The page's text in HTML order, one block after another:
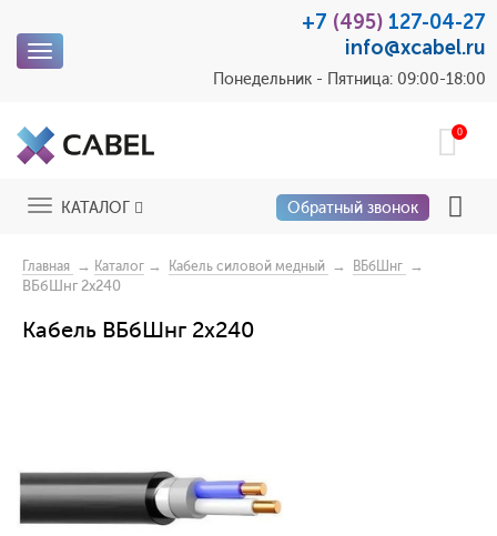
Toggle
+7 (495) 127-04-27
info@xcabel.ru
Понедельник - Пятница: 09:00-18:00
0
ToggleКАТАЛОГ Обратный звонок
Главная → Каталог → Кабель силовой медный → ВБбШнг →
ВБбШнг 2x240
Кабель ВБбШнг 2x240